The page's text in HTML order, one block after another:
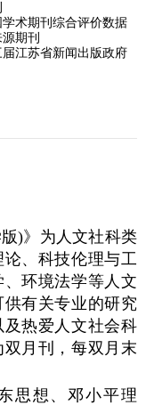
学术期刊综合评价数据
期刊
届江苏省新闻出版政府
)》为人文社科类
、科技伦理与工
、环境法学等人文
有关专业的研究
热爱人文社会科
月刊，每双月末
思想、邓小平理